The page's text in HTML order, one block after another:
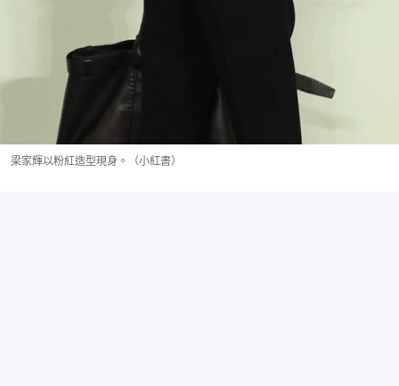
梁家輝以粉紅造型現身。（小紅書）